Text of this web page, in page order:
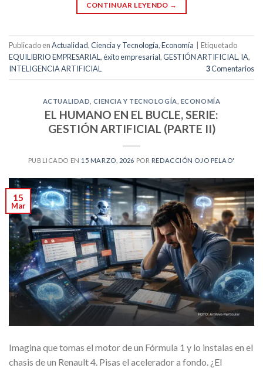
CONTINUAR LEYENDO →
Publicado enActualidad,Ciencia y Tecnología,Economía
Etiquetado
EQUILIBRIO EMPRESARIAL,éxito empresarial,GESTIÓN ARTIFICIAL, IA,
INTELIGENCIA ARTIFICIAL
3Comentarios
ACTUALIDAD ,CIENCIA Y TECNOLOGÍA ECONOMÍA
EL HUMANO EN EL BUCLE, SERIE:
GESTIÓN ARTIFICIAL (PARTE II)
PUBLICADO EN 15 MARZO, 2026 POR REDACCIÓN OJO PELAO'
15
Mar
Imagina que tomas el motor de un Fórmula 1 y lo instalas en el
chasis de un Renault 4. Pisas el acelerador a fondo. ¿El